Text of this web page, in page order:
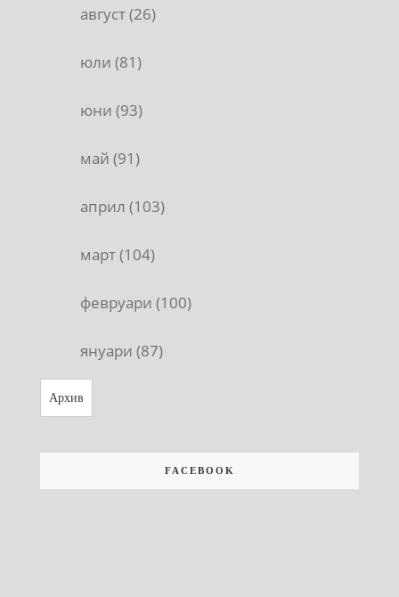
август (26)
юли (81)
юни (93)
май (91)
април (103)
март (104)
февруари (100)
януари (87)
Архив
FACEBOOK